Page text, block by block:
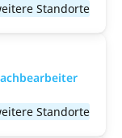
Standorte
Standorte